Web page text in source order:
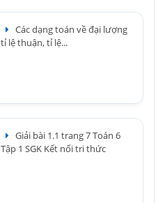
Các dạng toán về đại lượng
tỉ lệ thuận, tỉ lệ...
Giải bài 1.1 trang 7 Toán 6
Tập 1 SGK Kết nối tri thức